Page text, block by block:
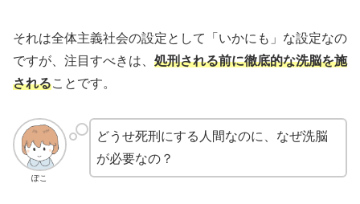
それは全体主義社会の設定として「いかにも」な設定なの
ですが、注目すべきは、 処刑される前に徹底的な洗脳を施
されることです。
ぽこ
どうせ死刑にする人間なのに、なぜ洗脳
が必要なの？